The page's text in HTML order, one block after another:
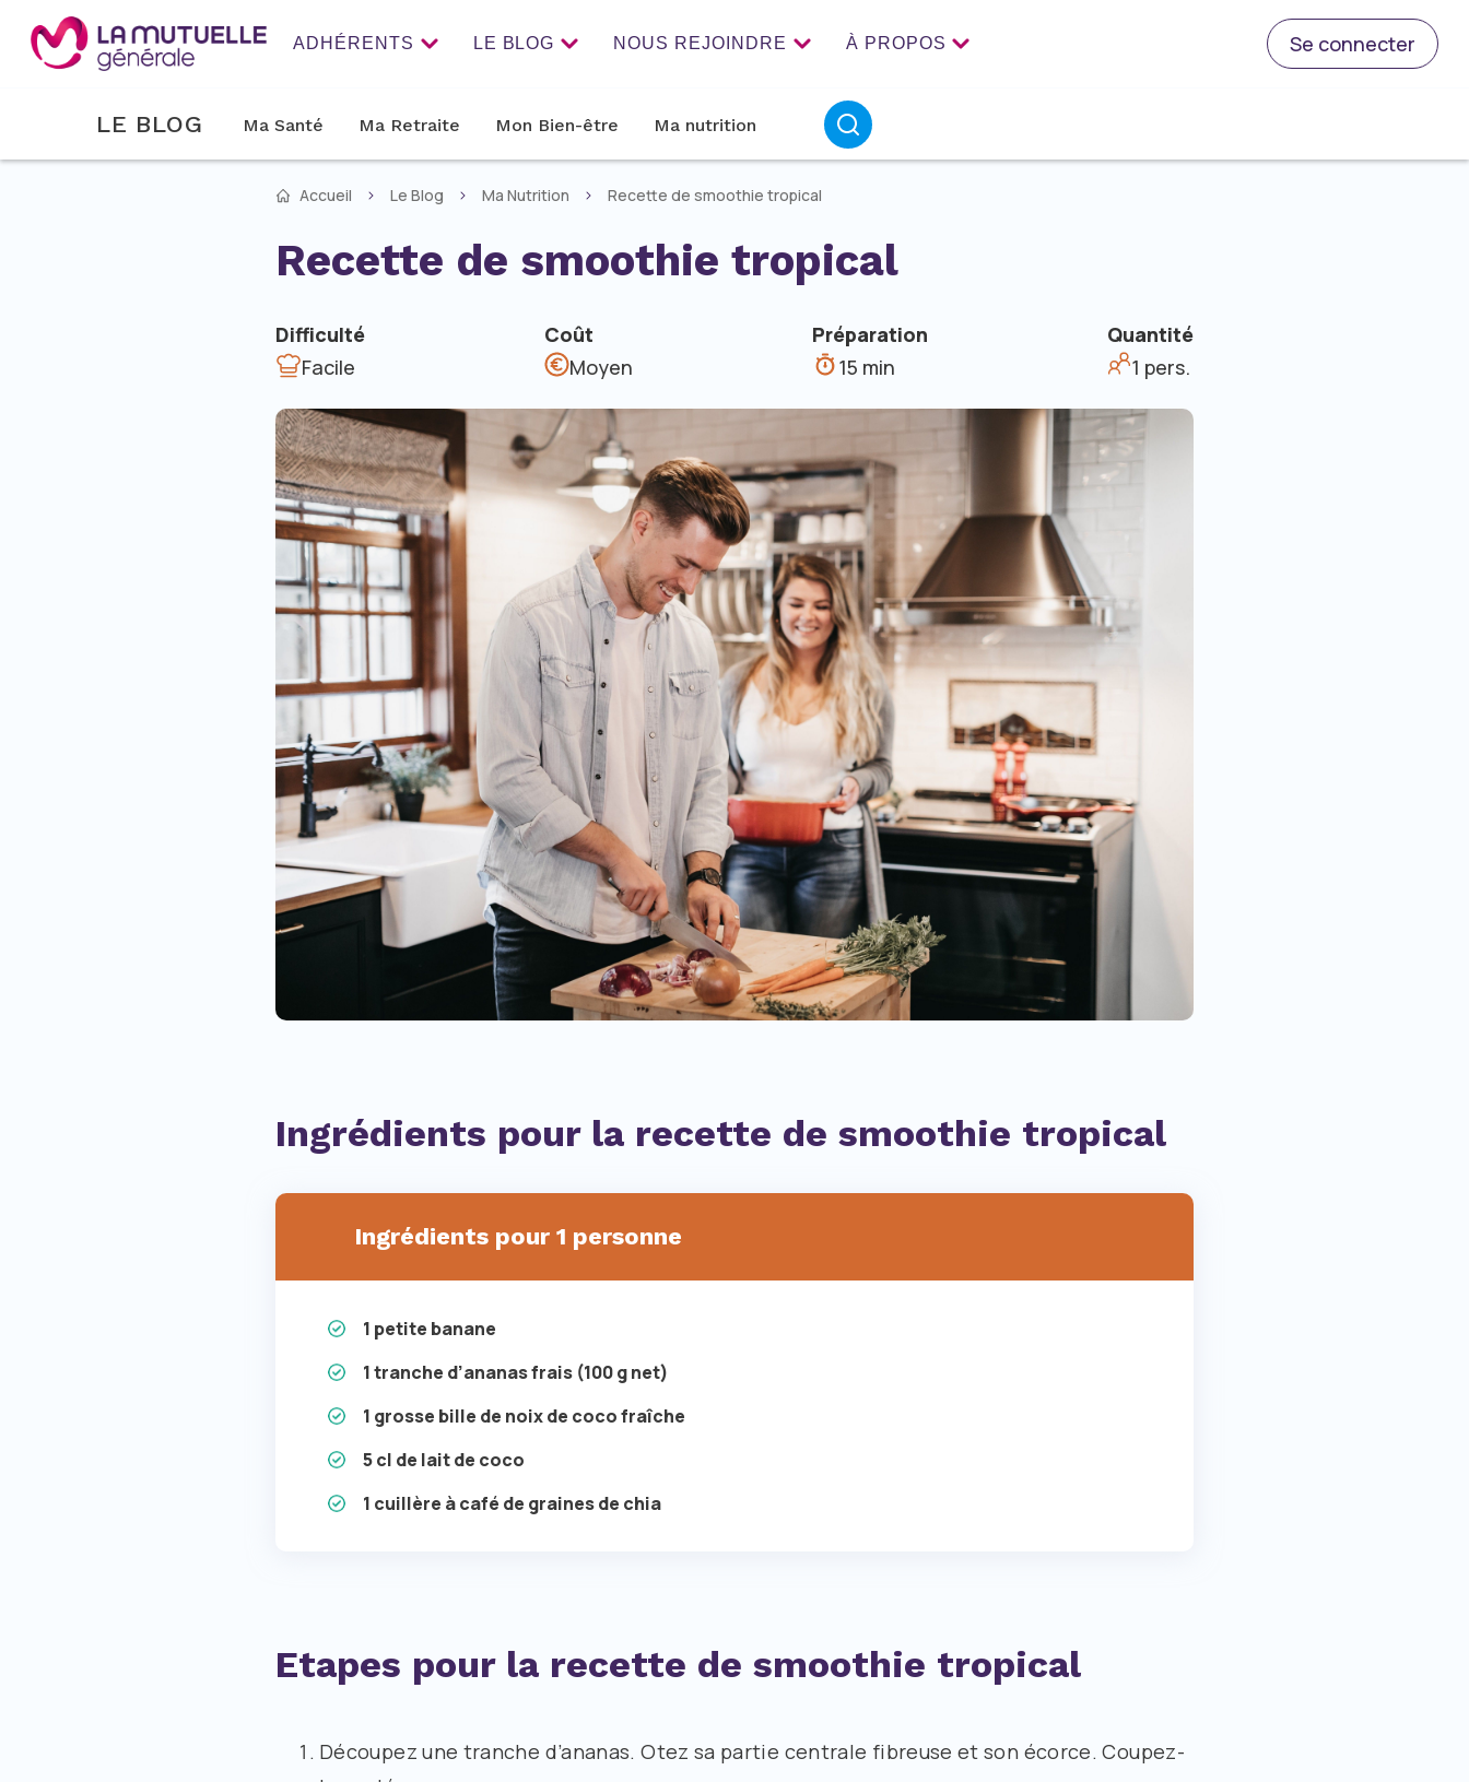
ADHÉRENTS LE BLOG NOUS REJOINDRE À PROPOS Se connecter
LE BLOG Ma Santé Ma Retraite Mon Bien-être Ma nutrition
Accueil Le Blog Ma Nutrition Recette de smoothie tropical
Recette de smoothie tropical
Difficulté
Facile
Coût
Moyen
Préparation
15 min
Quantité
1 pers.
Ingrédients pour la recette de smoothie tropical
Ingrédients pour 1 personne
1 petite banane
1 tranche d’ananas frais (100 g net)
1 grosse bille de noix de coco fraîche
5 cl de lait de coco
1 cuillère à café de graines de chia
Etapes pour la recette de smoothie tropical
Découpez une tranche d’ananas. Otez sa partie centrale fibreuse et son écorce. Coupez-